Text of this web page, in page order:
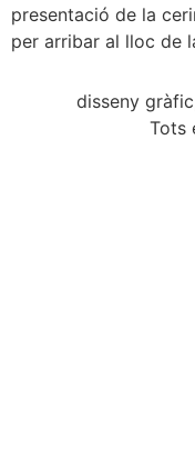
presentació de la
per arribar al lloc de
disseny
Tots